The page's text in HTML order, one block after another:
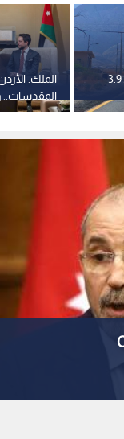
الملك:
المقدسات..
الأشغال تنهي صيانة طرق بـ 3.9